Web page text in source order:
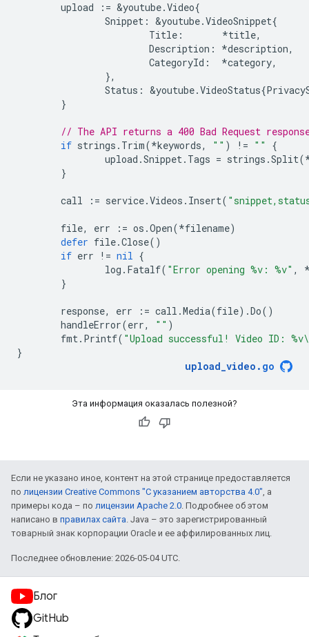
upload := &youtube.Video{
Snippet : &youtube.VideoSnippet{
Title : *title,
Description : *description,
CategoryId : *category,
},
Status : &youtube.VideoStatus{
}
// The API returns a 400 Bad Request
if strings . Trim(*keywords, "" ) != ""
{
upload .Snippet. Tags = strings .Split(
}
call := service.Videos . Insert(
file, err := os .Open(*filename)
defer file.Close()
if err != nil {
log . Fatalf( "Error opening %v: %v" ,
}
response, err := call .Media(file).Do()
handleError(err, "" )
fmt. Printf( "Upload successful! Video ID:
}
upload_video . go
Эта информация оказалась полезной?
Если не указано иное, контент на этой странице предоставляется
по лицензии Creative Commons "С указанием авторства 4.0", а
примеры кода – по лицензии Apache 2.0. Подробнее об этом
написано в правилах сайта. Java – это зарегистрированный
товарный знак корпорации Oracle и ее аффилированных лиц.
Последнее обновление: 2026-05-04 UTC.
Блог
GitHub